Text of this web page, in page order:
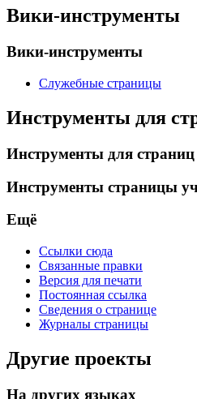
Вики-инструменты
Вики-инструменты
Служебные страницы
Инструменты для
Инструменты для страниц
Инструменты страницы
Ещё
Ссылки сюда
Связанные правки
Версия для печати
Постоянная ссылка
Сведения о странице
Журналы страницы
Другие проекты
На других языках